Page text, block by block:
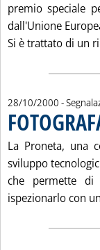
premio speciale
dall'Unione
Si è trattato di un
28/10/2000 -
La Proneta, una
sviluppo
che permette
ispezionarlo con